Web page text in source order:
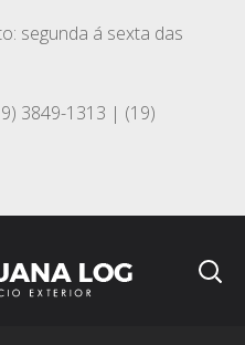
segunda á sexta das
3849-1313 | (19)